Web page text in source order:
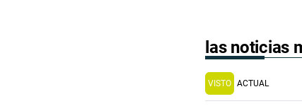
las noticias
VISTO ACTUAL